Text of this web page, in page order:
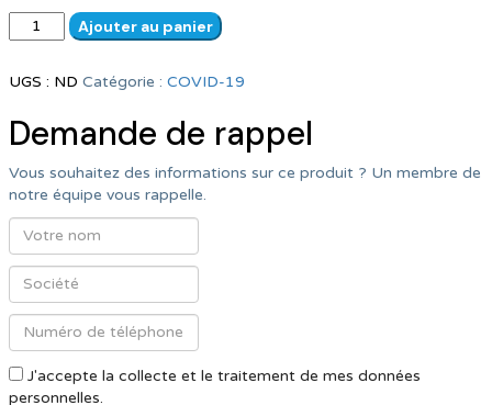
quantité
de
1
Ajouter au panier
UGS : ND Catégorie : COVID-19
Demande de rappel
Vous souhaitez des informations sur ce produit ? Un membre de
notre équipe vous rappelle.
J'accepte la collecte et le traitement de mes données
personnelles.